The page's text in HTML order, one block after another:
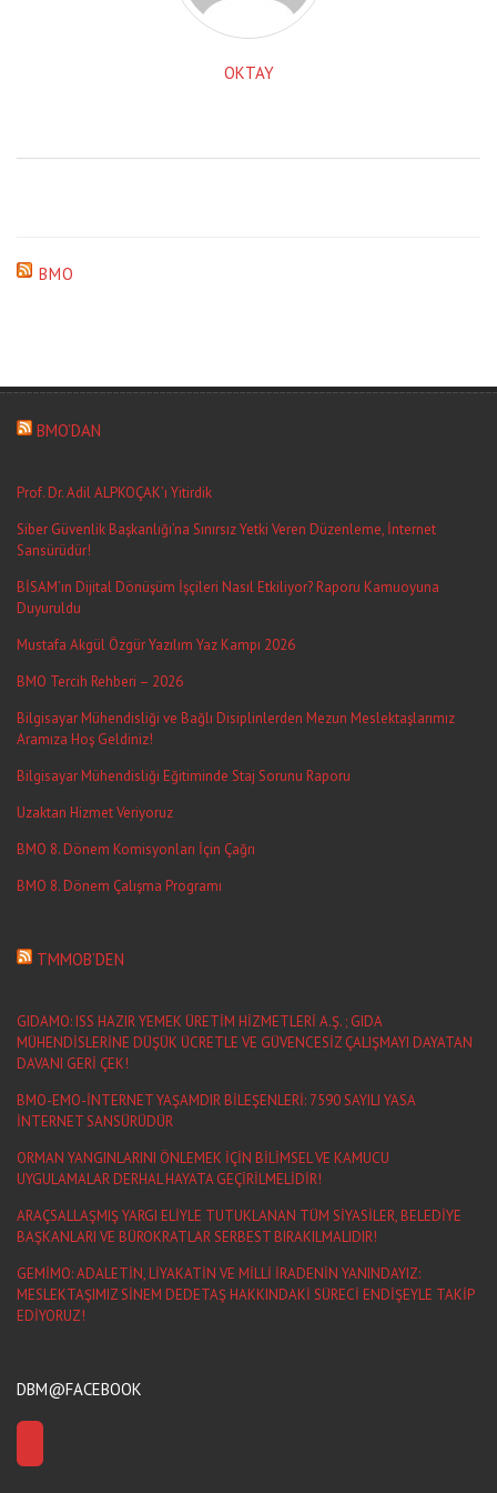
OKTAY
BMO
BMO’DAN
Prof. Dr. Adil ALPKOÇAK’ı Yitirdik
Siber Güvenlik Başkanlığı’na Sınırsız Yetki Veren Düzenleme, İnternet
Sansürüdür!
BİSAM’ın Dijital Dönüşüm İşçileri Nasıl Etkiliyor? Raporu Kamuoyuna
Duyuruldu
Mustafa Akgül Özgür Yazılım Yaz Kampı 2026
BMO Tercih Rehberi – 2026
Bilgisayar Mühendisliği ve Bağlı Disiplinlerden Mezun Meslektaşlarımız
Aramıza Hoş Geldiniz!
Bilgisayar Mühendisliği Eğitiminde Staj Sorunu Raporu
Uzaktan Hizmet Veriyoruz
BMO 8. Dönem Komisyonları İçin Çağrı
BMO 8. Dönem Çalışma Programı
TMMOB’DEN
GIDAMO: ISS HAZIR YEMEK ÜRETİM HİZMETLERİ A.Ş. ; GIDA
MÜHENDİSLERİNE DÜŞÜK ÜCRETLE VE GÜVENCESİZ ÇALIŞMAYI DAYATAN
DAVANI GERİ ÇEK!
BMO-EMO-İNTERNET YAŞAMDIR BİLEŞENLERİ: 7590 SAYILI YASA
İNTERNET SANSÜRÜDÜR
ORMAN YANGINLARINI ÖNLEMEK İÇİN BİLİMSEL VE KAMUCU
UYGULAMALAR DERHAL HAYATA GEÇİRİLMELİDİR!
ARAÇSALLAŞMIŞ YARGI ELİYLE TUTUKLANAN TÜM SİYASİLER, BELEDİYE
BAŞKANLARI VE BÜROKRATLAR SERBEST BIRAKILMALIDIR!
GEMİMO: ADALETİN, LİYAKATİN VE MİLLİ İRADENİN YANINDAYIZ:
MESLEKTAŞIMIZ SİNEM DEDETAŞ HAKKINDAKİ SÜRECİ ENDİŞEYLE TAKİP
EDİYORUZ!
DBM@FACEBOOK